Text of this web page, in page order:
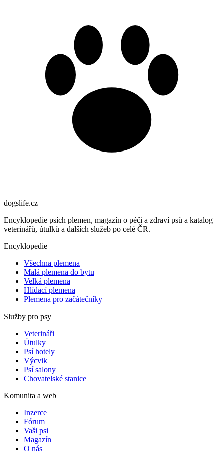
dogslife.cz
Encyklopedie psích plemen, magazín o péči a zdraví psů a katalog
veterinářů, útulků a dalších služeb po celé ČR.
Encyklopedie
Všechna plemena
Malá plemena do bytu
Velká plemena
Hlídací plemena
Plemena pro začátečníky
Služby pro psy
Veterináři
Útulky
Psí hotely
Výcvik
Psí salony
Chovatelské stanice
Komunita a web
Inzerce
Fórum
Vaši psi
Magazín
O nás